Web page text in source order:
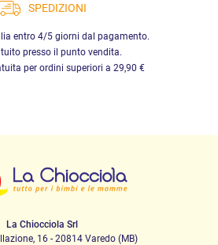
SPEDIZIONI
entro 4/5 giorni dal pagamento.
presso il punto vendita.
per ordini superiori a 29,90 €
La Chiocciola Srl
16 - 20814 Varedo (MB)